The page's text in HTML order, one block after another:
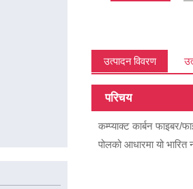
उत्पादन विवरण
परिचय
कम्प्याक्ट कार्बन फाइबर/
पोलको आधारमा यो